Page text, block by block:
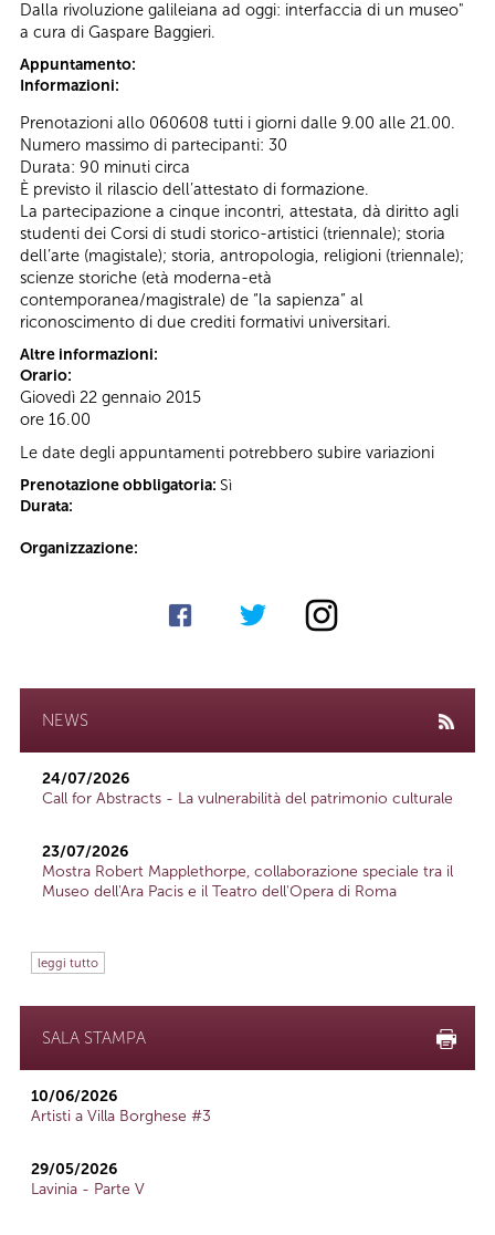
Dalla rivoluzione galileiana ad oggi: interfaccia di un museo"
a cura di Gaspare Baggieri.
Appuntamento:
Informazioni:
Prenotazioni allo 060608 tutti i giorni dalle 9.00 alle 21.00.
Numero massimo di partecipanti: 30
Durata: 90 minuti circa
È previsto il rilascio dell’attestato di formazione.
La partecipazione a cinque incontri, attestata, dà diritto agli
studenti dei Corsi di studi storico-artistici (triennale); storia
dell’arte (magistale); storia, antropologia, religioni (triennale);
scienze storiche (età moderna-età
contemporanea/magistrale) de “la sapienza” al
riconoscimento di due crediti formativi universitari.
Altre informazioni:
Orario:
Giovedì 22 gennaio 2015
ore 16.00
Le date degli appuntamenti potrebbero subire variazioni
Prenotazione obbligatoria: Sì
Durata:
Organizzazione:
NEWS
24/07/2026
Call for Abstracts - La vulnerabilità del patrimonio culturale
23/07/2026
Mostra Robert Mapplethorpe, collaborazione speciale tra il
Museo dell'Ara Pacis e il Teatro dell'Opera di Roma
leggi tutto
SALA STAMPA
10/06/2026
Artisti a Villa Borghese #3
29/05/2026
Lavinia - Parte V